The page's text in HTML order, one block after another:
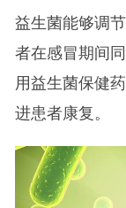
益生菌能够调
者在感冒期间
用益生菌保健
进患者康复。